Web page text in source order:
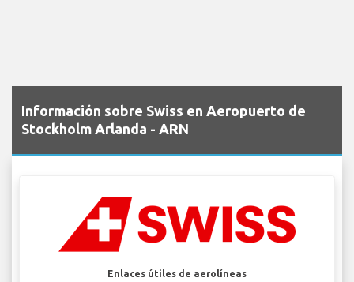
Información sobre Swiss en Aeropuerto de
Stockholm Arlanda - ARN
Enlaces útiles de aerolíneas